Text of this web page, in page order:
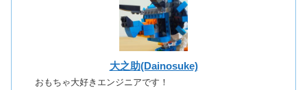
大之助(Dainosuke)
おもちゃ大好きエンジニアです！